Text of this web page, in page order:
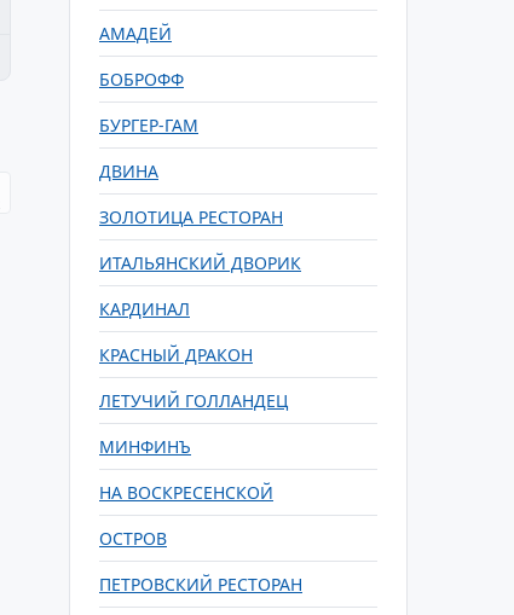
АМАДЕЙ
БОБРОФФ
БУРГЕР-ГАМ
ДВИНА
ЗОЛОТИЦА РЕСТОРАН
ИТАЛЬЯНСКИЙ ДВОРИК
КАРДИНАЛ
КРАСНЫЙ ДРАКОН
ЛЕТУЧИЙ ГОЛЛАНДЕЦ
МИНФИНЪ
НА ВОСКРЕСЕНСКОЙ
ОСТРОВ
ПЕТРОВСКИЙ РЕСТОРАН